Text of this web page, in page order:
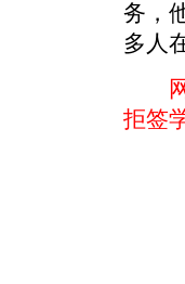
务，
多人
拒签